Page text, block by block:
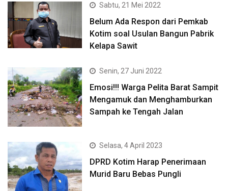
Sabtu, 21 Mei 2022
Belum Ada Respon dari Pemkab
Kotim soal Usulan Bangun Pabrik
Kelapa Sawit
Senin, 27 Juni 2022
Emosi!!! Warga Pelita Barat Sampit
Mengamuk dan Menghamburkan
Sampah ke Tengah Jalan
Selasa, 4 April 2023
DPRD Kotim Harap Penerimaan
Murid Baru Bebas Pungli